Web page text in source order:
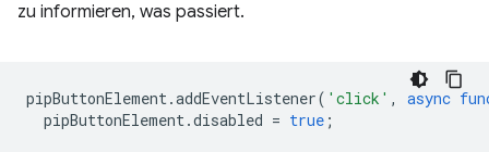
zu informieren, was passiert.
pipButtonElement.addEventListener( 'click' , async
pipButtonElement.disabled = true ;